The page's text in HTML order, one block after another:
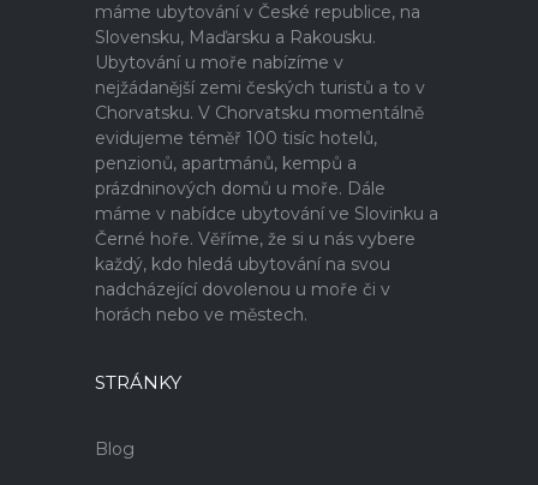
máme ubytování v České republice, na
Slovensku, Maďarsku a Rakousku.
Ubytování u moře nabízíme v
nejžádanější zemi českých turistů a to v
Chorvatsku. V Chorvatsku momentálně
evidujeme téměř 100 tisíc hotelů,
penzionů, apartmánů, kempů a
prázdninových domů u moře. Dále
máme v nabídce ubytování ve Slovinku a
Černé hoře. Věříme, že si u nás vybere
každý, kdo hledá ubytování na svou
nadcházející dovolenou u moře či v
horách nebo ve městech.
STRÁNKY
Blog